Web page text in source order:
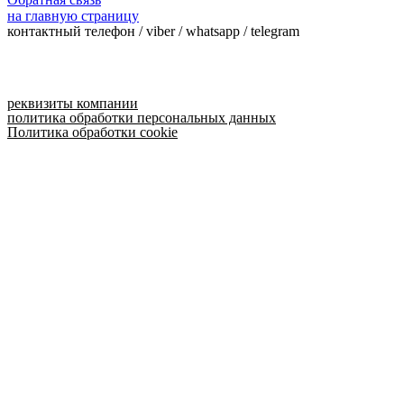
на главную страницу
контактный телефон / viber / whatsapp / telegram
реквизиты компании
политика обработки персональных данных
Политика обработки cookie